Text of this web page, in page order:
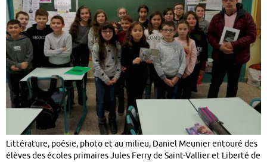
Littérature, poésie, photo et au milieu, Daniel Meunier entouré des
élèves des écoles primaires Jules Ferry de Saint-Vallier et Liberté de